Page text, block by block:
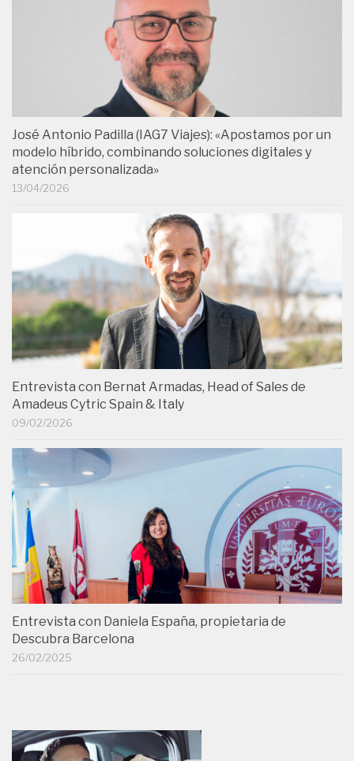
José Antonio Padilla (IAG7 Viajes): «Apostamos por un
modelo híbrido, combinando soluciones digitales y
atención personalizada»
13/04/2026
Entrevista con Bernat Armadas, Head of Sales de
Amadeus Cytric Spain & Italy
09/02/2026
Entrevista con Daniela España, propietaria de
Descubra Barcelona
26/02/2025